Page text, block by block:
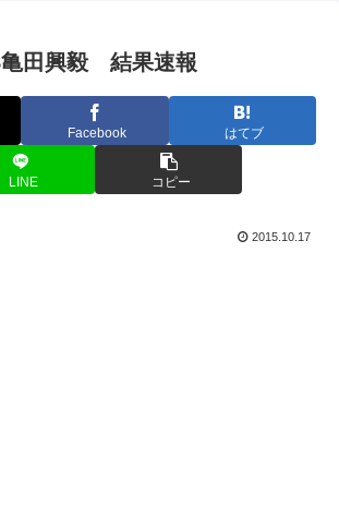
亀田興毅 結果速報
Facebook はてブ
LINE コピー
2015.10.17